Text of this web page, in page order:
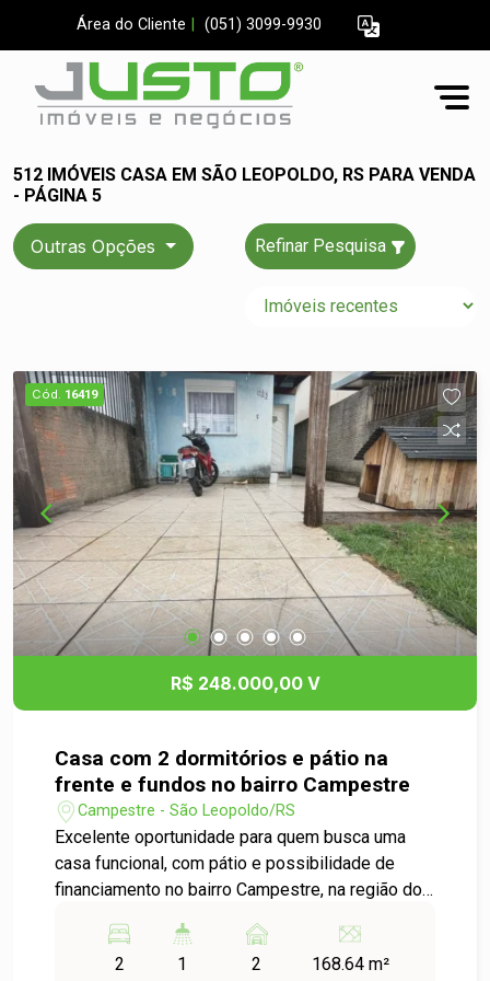
Área do Cliente (051) 3099-9930
512 IMÓVEIS CASA EM SÃO LEOPOLDO, RS PARA VENDA
- PÁGINA 5
Outras Opções Refinar Pesquisa
Cód. 16419
R$ 248.000,00 V
Casa com 2 dormitórios e pátio na
frente e fundos no bairro Campestre
Campestre - São Leopoldo/RS
Excelente oportunidade para quem busca uma
casa funcional, com pátio e possibilidade de
financiamento no bairro Campestre, na região do
e possui sala e cozinha integradas,
proporcionando um ambiente prático e bem
2 1 2 168.64 m²